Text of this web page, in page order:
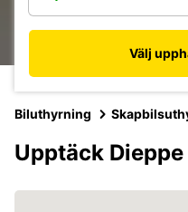
Välj
Biluthyrning
Upptäck